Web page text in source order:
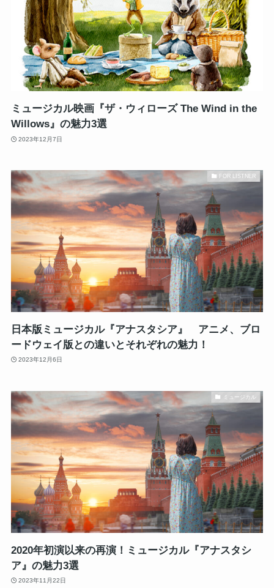
ミュージカル映画『ザ・ウィローズ The Wind in the
Willows』の魅力3選
2023年12月7日
FOR LISTNER
日本版ミュージカル『アナスタシア』 アニメ、ブロ
ードウェイ版との違いとそれぞれの魅力！
2023年12月6日
ミュージカル
2020年初演以来の再演！ミュージカル『アナスタシ
ア』の魅力3選
2023年11月22日